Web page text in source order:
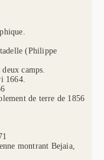
(Philippe
camps.
1664.
de terre de 1856
montrant Bejaia,